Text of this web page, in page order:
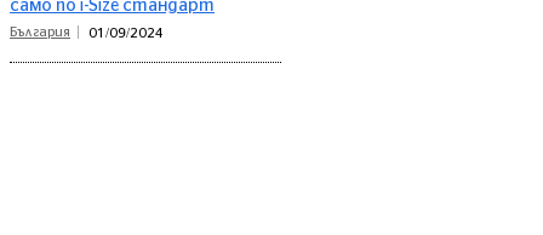
само по i-Size стандарт
България 01/09/2024